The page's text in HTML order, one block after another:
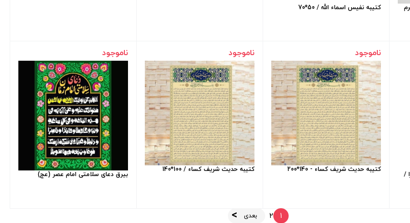
کتیبه نفیس اسماء الله / 50*70
/
ناموجود
کتیبه حدیث شریف کساء - 140*200
ناموجود
کتیبه حدیث شریف کساء / 100*140
ناموجود
بیرق دعای سلامتی امام عصر (عج)
1
2 بعدی